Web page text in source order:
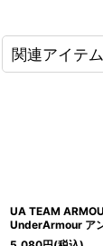
関連アイテム
UA TEAM
UnderArmour ア